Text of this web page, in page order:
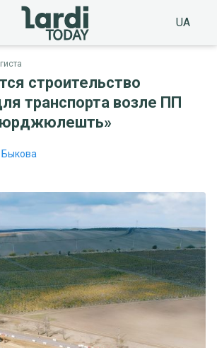
UA
строительство
транспорта возле ПП